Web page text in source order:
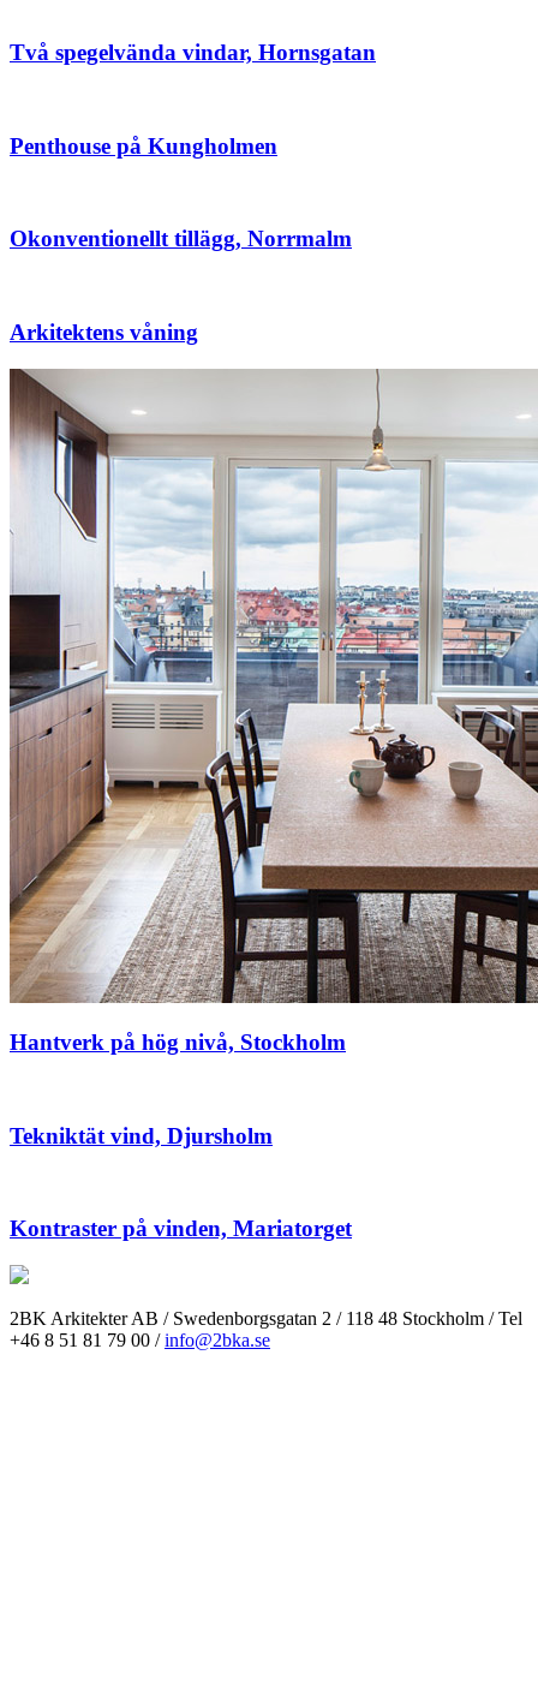
Två spegelvända vindar, Hornsgatan
Penthouse på Kungholmen
Okonventionellt tillägg, Norrmalm
Arkitektens våning
Hantverk på hög nivå, Stockholm
Tekniktät vind, Djursholm
Kontraster på vinden, Mariatorget
2BK Arkitekter AB / Swedenborgsgatan 2 / 118 48 Stockholm / Tel
+46 8 51 81 79 00 /info@2bka.se